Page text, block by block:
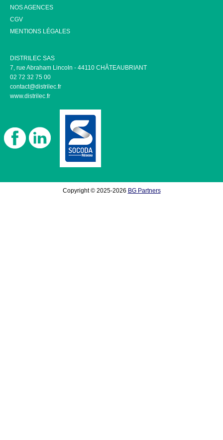
NOS AGENCES
CGV
MENTIONS LÉGALES
DISTRILEC SAS
7, rue Abraham Lincoln - 44110 CHÂTEAUBRIANT
02 72 32 75 00
contact@distrilec.fr
www.distrilec.fr
Copyright © 2025-2026 BG Partners